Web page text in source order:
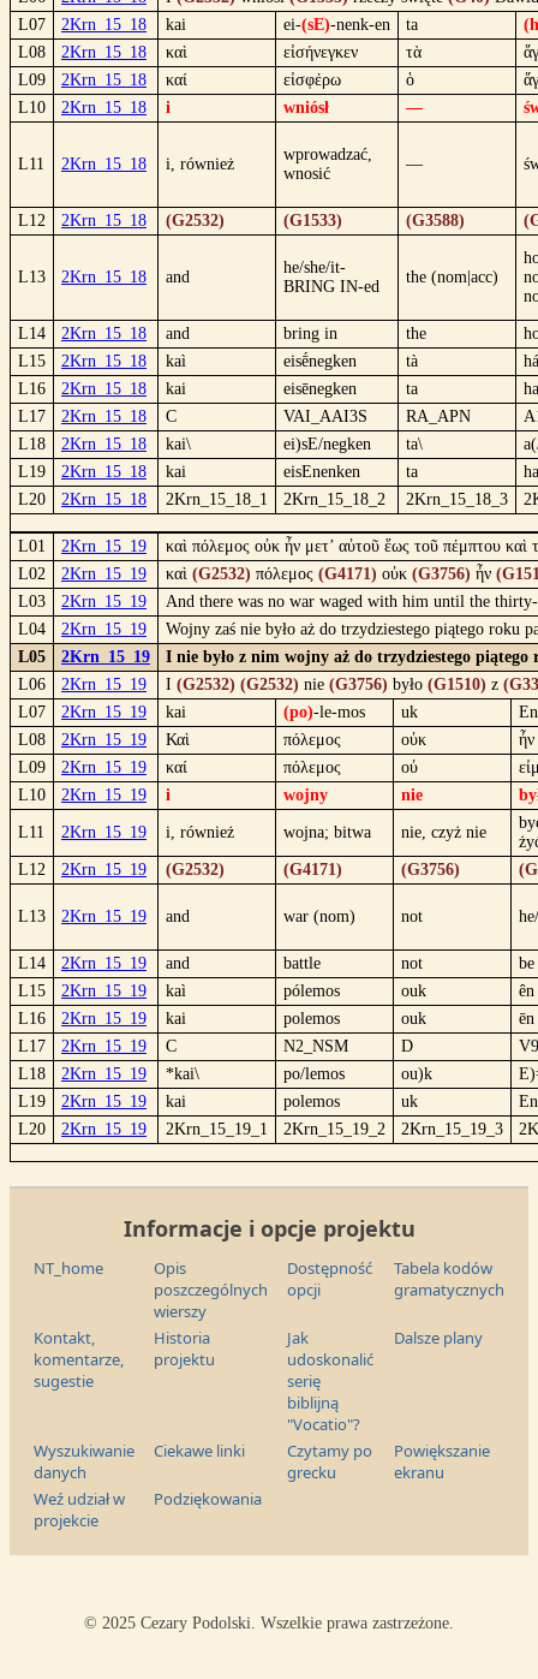
L07
2Krn_15_18 kai ei-(sE)-nenk-en ta
L08
2Krn_15_18 καὶ εἰσήνεγκεν τὰ
L09
2Krn_15_18 καί εἰσφέρω ὁ
L10
2Krn_15_18 i wniósł —
L11 2Krn_15_18 i, również
wprowadzać,
wnosić
—
L12 2Krn_15_18 (G2532) (G1533) (G3588)
L13 2Krn_15_18 and
he/she/it-
BRING IN-ed
the (nom|acc)
L14 2Krn_15_18 and bring in the
L15
2Krn_15_18 kaì eisḗnegken tà
L16
2Krn_15_18 kai eisēnegken ta
L17
2Krn_15_18 C VAI_AAI3S RA_APN
L18
2Krn_15_18 kai\ ei)sE/negken ta\
L19
2Krn_15_18 kai eisEnenken ta
L20
2Krn_15_18 2Krn_15_18_1 2Krn_15_18_2 2Krn_15_18_3
L01 2Krn_15_19
καὶ πόλεμος οὐκ ἦν μετ’ αὐτοῦ ἕως τοῦ πέμπτου καὶ
L02
2Krn_15_19 καὶ (G2532) πόλεμος (G4171) οὐκ (G3756) ἦν
L03
2Krn_15_19
And there was no war waged with him until the
L04
2Krn_15_19
Wojny zaś nie było aż do trzydziestego piątego roku
L05
2Krn_15_19
I nie było z nim wojny aż do trzydziestego
L06
2Krn_15_19 I (G2532) (G2532) nie (G3756) było (G1510) z
L07
2Krn_15_19 kai (po)-le-mos uk
En
L08
2Krn_15_19 Καὶ πόλεμος οὐκ
ἦν
L09
2Krn_15_19 καί πόλεμος οὐ
L10
2Krn_15_19 i wojny nie
L11 2Krn_15_19 i, również wojna; bitwa nie, czyż nie
L12
2Krn_15_19 (G2532) (G4171) (G3756)
L13 2Krn_15_19 and war (nom) not
L14 2Krn_15_19 and battle not
be
L15
2Krn_15_19 kaì pólemos ouk
ên
L16
2Krn_15_19 kai polemos ouk
ēn
L17
2Krn_15_19 C N2_NSM D
L18
2Krn_15_19 *kai\ po/lemos ou)k
L19
2Krn_15_19 kai polemos uk
En
L20
2Krn_15_19 2Krn_15_19_1 2Krn_15_19_2 2Krn_15_19_3
Informacje i opcje projektu
NT_home
Opis
poszczególnych
wierszy
Dostępność
opcji
Tabela kodów
gramatycznych
Kontakt,
komentarze,
sugestie
Historia
projektu
Jak
udoskonalić
serię
biblijną
"Vocatio"?
Dalsze plany
Wyszukiwanie
danych
Ciekawe linki
Czytamy po
grecku
Powiększanie
ekranu
Weź udział w
projekcie
Podziękowania
© 2025 Cezary Podolski. Wszelkie prawa zastrzeżone.